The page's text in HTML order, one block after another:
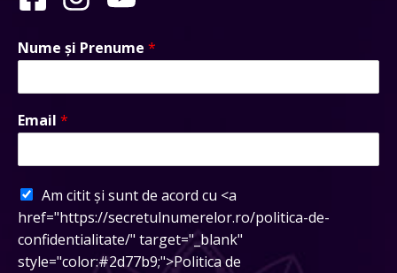
Nume și Prenume *
Email *
Am citit și sunt de acord cu <a
href="https://secretulnumerelor.ro/politica-de-
confidentialitate/" target="_blank"
style="color:#2d77b9;">Politica de